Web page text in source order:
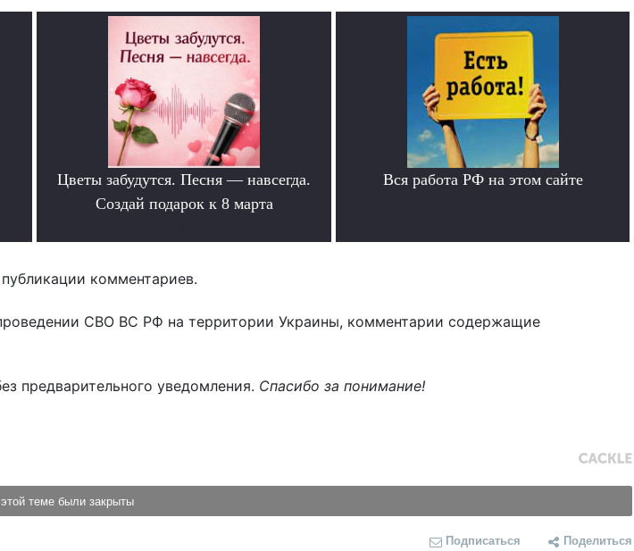
Цветы забудутся. Песня — навсегда.
Создай подарок к 8 марта
Вся работа РФ на этом сайте
комментариев.
СВО ВС РФ на территории Украины, комментарии содержащие
предварительного уведомления. Спасибо за понимание!
теме были закрыты
Подписаться Поделиться